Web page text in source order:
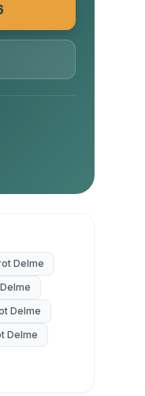
Delme
Delme
Delme